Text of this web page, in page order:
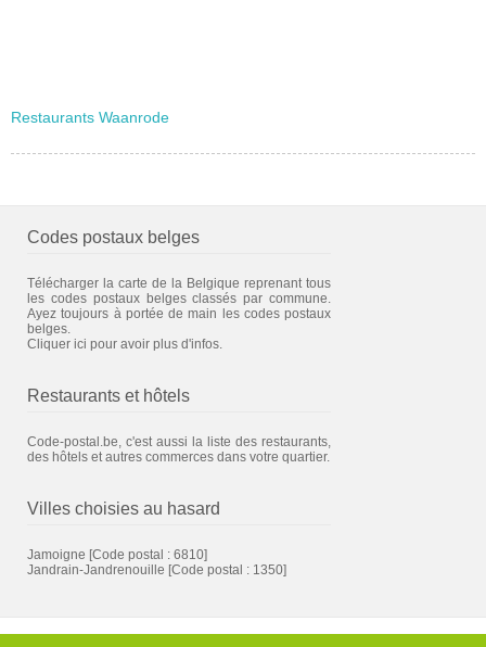
Restaurants Waanrode
Codes postaux belges
Télécharger la carte de la Belgique reprenant tous
les codes postaux belges classés par commune.
Ayez toujours à portée de main les codes postaux
belges.
Cliquer ici pour avoir plus d'infos.
Restaurants et hôtels
Code-postal.be, c'est aussi la liste des restaurants,
des hôtels et autres commerces dans votre quartier.
Villes choisies au hasard
Jamoigne [Code postal : 6810]
Jandrain-Jandrenouille [Code postal : 1350]